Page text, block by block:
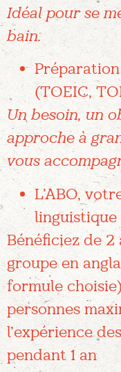
Idéal pour se
bain.
Préparation
(TOEIC,
Un besoin, un
approche à
vous
L’ABO,
linguistique
Bénéficiez de 2
groupe en
formule
personnes
l’expérience
pendant 1 an